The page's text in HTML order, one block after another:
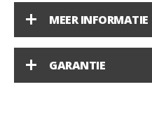
MEER INFORMATIE
GARANTIE